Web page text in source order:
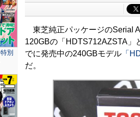
東芝純正パッケージのSerial
120GBの「HDTS712AZSTA」
でに発売中の240GBモデル 「
だ。
別